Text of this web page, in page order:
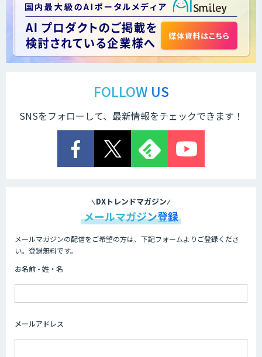
データ分析/AI開発/コンサルティング
STORM Platform
AIコール
FOLLOW US
SNSをフォローして、最新情報をチェックできます！
DXトレンドマガジン
メールマガジン登録
メールマガジンの配信をご希望の方は、下記フォームよりご登録くださ
い。登録無料です。
お名前 - 姓・名
メールアドレス